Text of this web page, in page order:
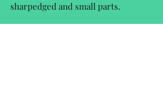
sharpedged and small parts.